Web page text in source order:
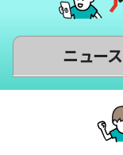
ニュース